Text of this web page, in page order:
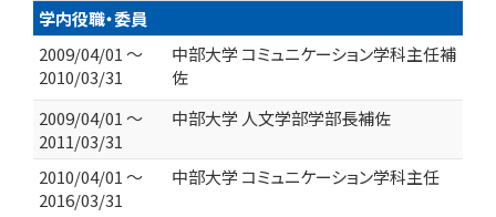
学内役職・委員
2009/04/01 ～
2010/03/31
中部大学 コミュニケーション学科主任補
佐
2009/04/01 ～
2011/03/31
中部大学 人文学部学部長補佐
2010/04/01 ～
2016/03/31
中部大学 コミュニケーション学科主任